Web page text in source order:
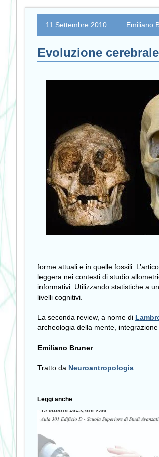
11 Settembre 2010 Emiliano
Evoluzione cerebrale
forme attuali e in quelle fossili.
leggera nei contesti di studio
informativi. Utilizzando statistiche a
livelli cognitivi.
La seconda review, a nome di
archeologia della mente,
Emiliano Bruner
Tratto da Neuroantropologia
Leggi anche